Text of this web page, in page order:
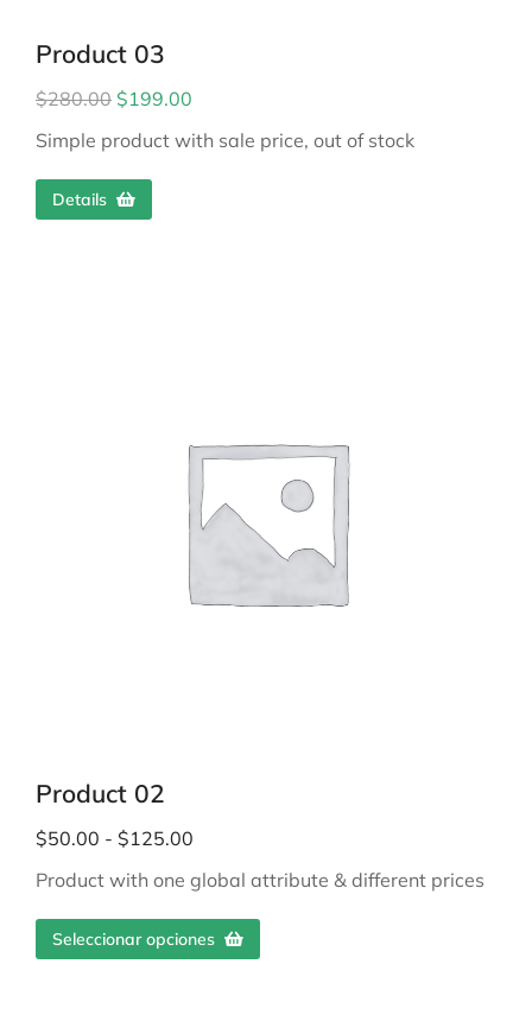
Product 03
$280.00 $199.00
Simple product with sale price, out of stock
Details
Product 02
$50.00 - $125.00
Product with one global attribute & different prices
Seleccionar opciones